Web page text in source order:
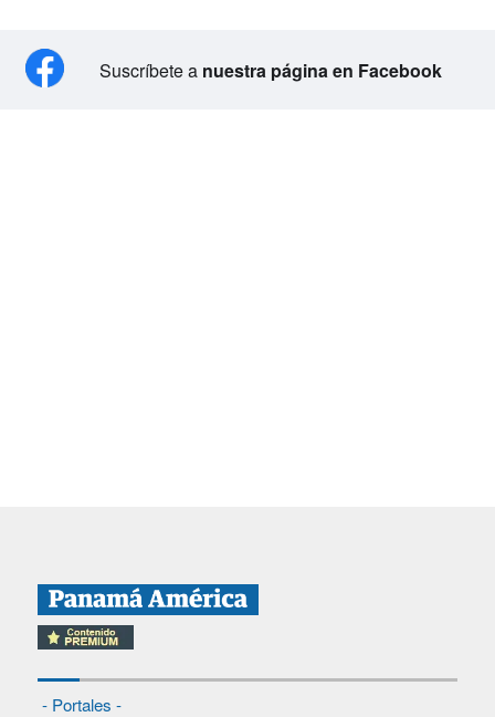
Suscríbete a nuestra página en Facebook
- Portales -